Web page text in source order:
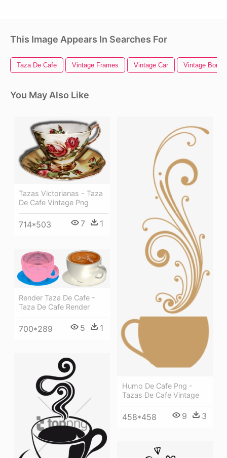
This Image Appears In Searches For
Taza De Cafe Vintage Frames Vintage Car Vintage Border
You May Also Like
Tazas Victorianas - Taza
De Cafe Vintage Png
714*503 7 1
Humo De Cafe Png -
Tazas De Cafe Vintage
458*458 9 3
Render Taza De Cafe -
Taza De Cafe Render
700*289 5 1